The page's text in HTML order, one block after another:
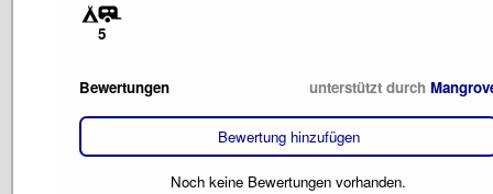
5
Bewertungen unterstützt durch
Bewertung hinzufügen
Noch keine Bewertungen vorhanden.